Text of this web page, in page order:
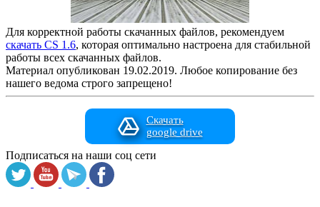
Для корректной работы скачанных файлов, рекомендуем
скачать CS 1.6, которая оптимально настроена для стабильной
работы всех скачанных файлов.
Материал опубликован 19.02.2019. Любое копирование без
нашего ведома строго запрещено!
Скачать
google drive
Подписаться на наши соц сети